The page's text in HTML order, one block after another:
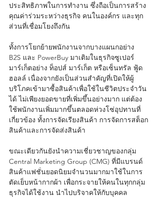
ประสิทธิภาพในการทำงาน ซึ่งถือเป็นการสร้าง
คุณค่าร่วมระหว่างธุรกิจ คนในองค์กร และทุก
ส่วนที่เชื่อมโยงถึงกัน
ทั้งการโยกย้ายพนักงานจากบางแผนกอย่าง
B2S และ PowerBuy มาเติมในธุรกิจซูเปอร์
มาร์เก็ตอย่าง ท็อปส์ มาร์เก็ต หรือเซ็นทรัล ฟู้ด
ฮอลล์ เนื่องจากยังเป็นส่วนสำคัญที่เปิดให้ผู้
บริโภคเข้ามาซื้อสินค้าเพื่อใช้ในชีวิตประจำวัน
ได้ ไม่เพียงยอดขายที่เพิ่มขึ้นอย่างมาก แต่ต้อง
ใช้พนักงานเพิ่มมากขึ้นตลอดห่วงโซ่อุปทานที่
เกี่ยวข้อง ทั้งการจัดเรียงสินค้า การจัดการสต็อก
สินค้าและการจัดส่งสินค้า
ขณะเดียวกันยังนำความเชี่ยวชาญของกลุ่ม
Central Marketing Group (CMG) ที่มีแบรนด์
สินค้าแฟชั่นยอดนิยมจำนวนมากมาใช้ในการ
ตัดเย็บหน้ากากผ้า เพื่อกระจายให้คนในทุกกลุ่ม
ธุรกิจได้ใช้งาน นำไปบริจาคให้กับบุคคล